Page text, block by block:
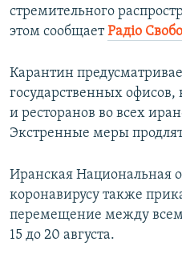
стремительного
этом сообщаетРадіо
Карантин
государственных офисов,
и ресторанов во всех
Экстренные меры
Иранская Национальная
коронавирусу также
перемещение между
15 до 20 августа.